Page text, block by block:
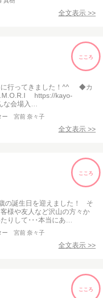
全文表示 >>
こころ
に行ってきました！^^ ◆カ
https://kayo-
な会場入…
ー 宮前 奈々子
全文表示 >>
こころ
の誕生日を迎えました！ そ
様や友人など沢山の方々か
りして･･･本当にあ…
ー 宮前 奈々子
全文表示 >>
こころ